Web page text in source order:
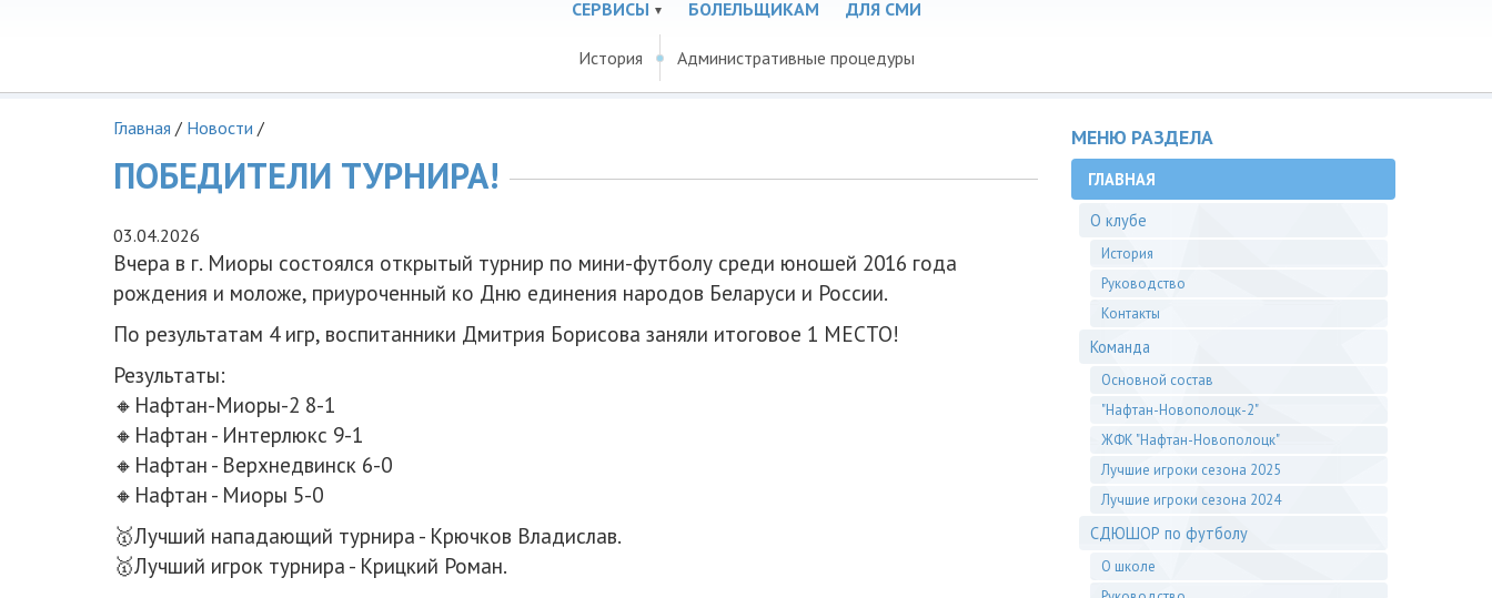
СЕРВИСЫ БОЛЕЛЬЩИКАМ ДЛЯ СМИ
История Административные процедуры
Главная / Новости /
ПОБЕДИТЕЛИ ТУРНИРА!
03.04.2026
Вчера в г. Миоры состоялся открытый турнир по мини-футболу среди юношей 2016 года
рождения и моложе, приуроченный ко Дню единения народов Беларуси и России.
По результатам 4 игр, воспитанники Дмитрия Борисова заняли итоговое 1 МЕСТО!
Результаты:
🔸Нафтан-Миоры-2 8-1
🔸Нафтан - Интерлюкс 9-1
🔸Нафтан - Верхнедвинск 6-0
🔸Нафтан - Миоры 5-0
🥇Лучший нападающий турнира - Крючков Владислав.
🥇Лучший игрок турнира - Крицкий Роман.
МЕНЮ РАЗДЕЛА
ГЛАВНАЯ
О клубе
История
Руководство
Контакты
Команда
Основной состав
"Нафтан-Новополоцк-2"
ЖФК "Нафтан-Новополоцк"
Лучшие игроки сезона 2025
Лучшие игроки сезона 2024
СДЮШОР по футболу
О школе